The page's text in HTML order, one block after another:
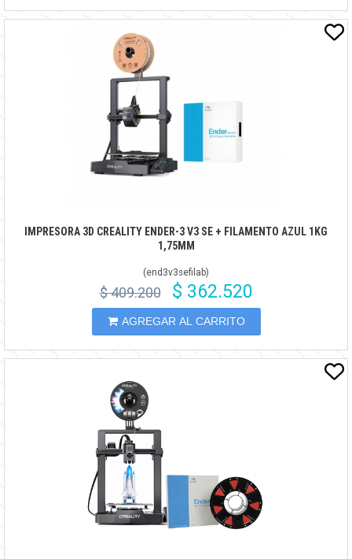
IMPRESORA 3D CREALITY ENDER-3 V3 SE + FILAMENTO AZUL 1KG
1,75MM
(end3v3sefilab)
$ 409.200 $ 362.520
AGREGAR AL CARRITO